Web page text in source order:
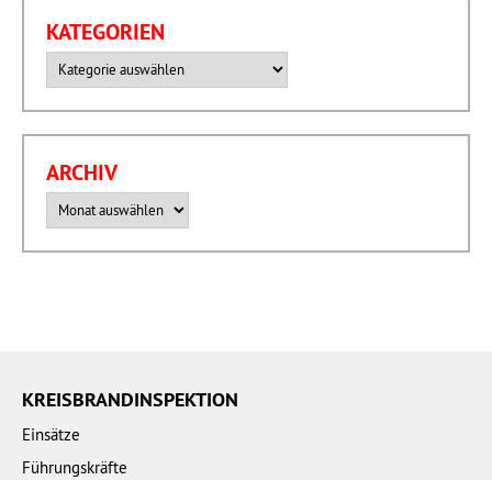
KATEGORIEN
Kategorien
ARCHIV
Archiv
KREISBRANDINSPEKTION
Einsätze
Führungskräfte